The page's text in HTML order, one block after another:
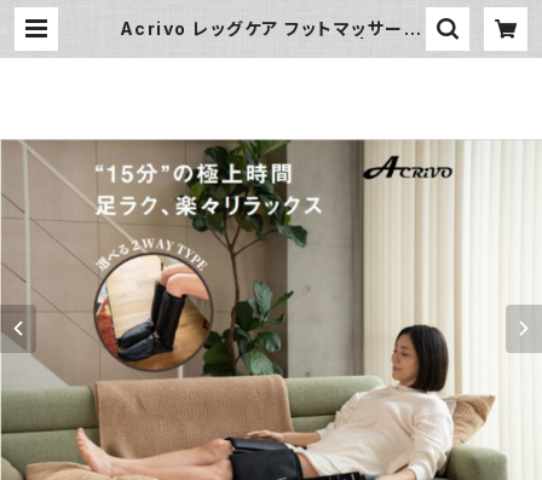
Acrivo レッグケア フットマッサージ